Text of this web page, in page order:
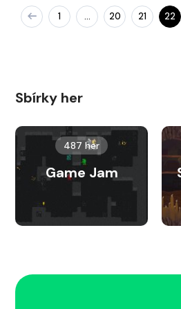
1 … 20 21 22
Sbírky her
487 her
Game Jam